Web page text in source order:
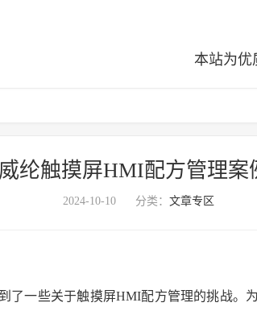
本站为优
威纶触摸屏HMI配方管理案
2024-10-10 分类： 文章专区
了一些关于触摸屏HMI配方管理的挑战。